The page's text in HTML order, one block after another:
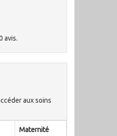
avis.
aux soins
Maternité